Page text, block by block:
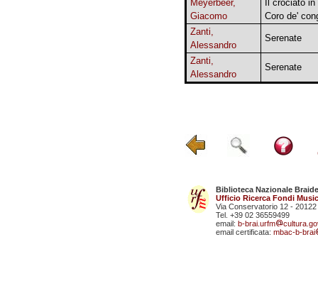
Meyerbeer,
Giacomo
Il crociato
Coro de'
Zanti,
Alessandro
Serenate
Zanti,
Alessandro
Serenate
Biblioteca Nazionale
Ufficio Ricerca Fondi
Via Conservatorio 12 - 20122
Tel. +39 02 36559499
email: b-brai.urfm
email certificata: mbac-b-brai